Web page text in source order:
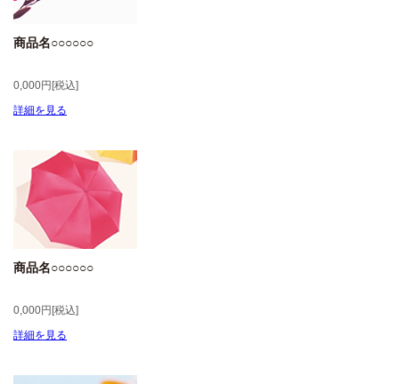
商品名○○○○○○
0,000円[税込]
詳細を見る
商品名○○○○○○
0,000円[税込]
詳細を見る